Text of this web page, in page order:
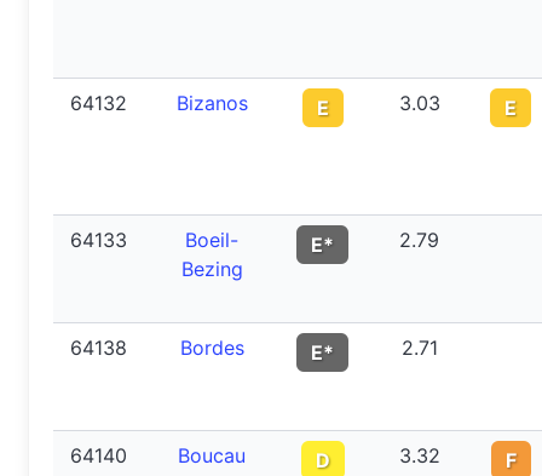
64132 Bizanos E 3.03 E
64133
Boeil-
Bezing
E* 2.79
64138 Bordes E* 2.71
64140 Boucau D 3.32 F